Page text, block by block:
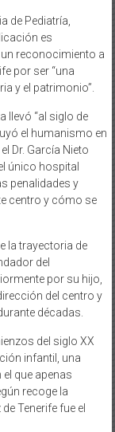
de Pediatría,
es
reconocimiento a
por ser “una
y el patrimonio”.
llevó “al siglo de
el humanismo en
Dr. García Nieto
único hospital
penalidades y
centro y cómo se
la trayectoria de
del
por su hijo,
del centro y
décadas.
del siglo XX
infantil, una
que apenas
recoge la
Tenerife fue el